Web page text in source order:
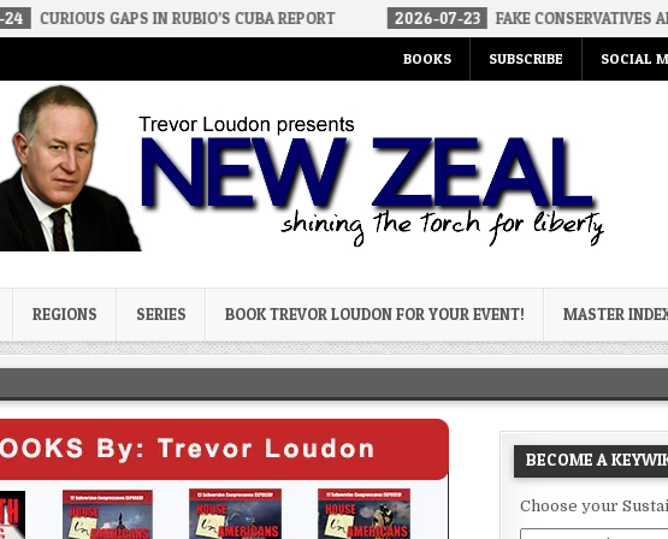
GAPS IN RUBIO’S CUBA REPORT 2026-07-23 FAKE CONSERVATIVES AND FAKE
BOOKS SUBSCRIBE SOCIAL
REGIONS SERIES BOOK TREVOR LOUDON FOR YOUR EVENT! MASTER
BECOME A
Choose your